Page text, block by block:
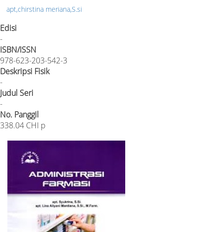
apt,chirstina meriana,S.si
Edisi
-
ISBN/ISSN
978-623-203-542-3
Deskripsi Fisik
-
Judul Seri
-
No. Panggil
338.04 CHI p